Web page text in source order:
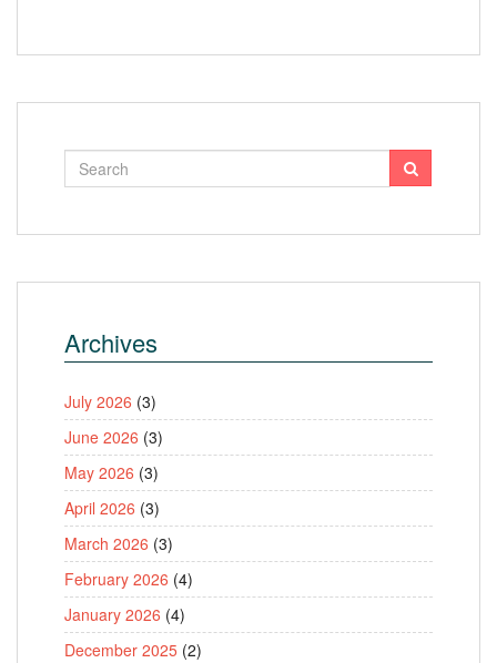
Archives
July 2026 (3)
June 2026 (3)
May 2026 (3)
April 2026 (3)
March 2026 (3)
February 2026 (4)
January 2026 (4)
December 2025 (2)